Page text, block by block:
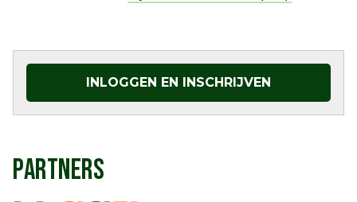
INLOGGEN EN INSCHRIJVEN
PARTNERS